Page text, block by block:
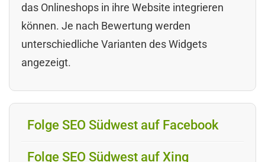
das Onlineshops in ihre Website integrieren
können. Je nach Bewertung werden
unterschiedliche Varianten des Widgets
angezeigt.
Folge SEO Südwest auf Facebook
Folge SEO Südwest auf Xing